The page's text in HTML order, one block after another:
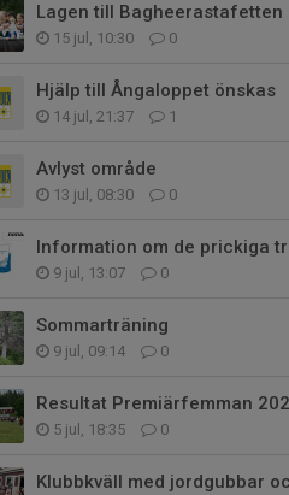
Lagen till Bagheerastafetten
15 jul, 10:30 0
Hjälp till Ångaloppet önskas
14 jul, 21:37 1
Avlyst område
13 jul, 08:30 0
Information om de prickiga
9 jul, 13:07 0
Sommarträning
9 jul, 09:14 0
Resultat Premiärfemman
5 jul, 18:35 0
Klubbkväll med jordgubbar